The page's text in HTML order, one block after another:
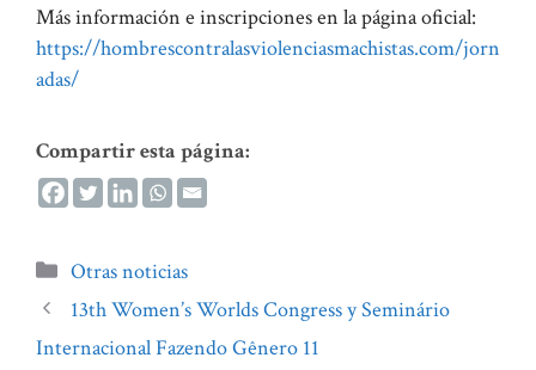
Más información e inscripciones en la página oficial:
https://hombrescontralasviolenciasmachistas.com/jorn
adas/
Compartir esta página:
Categorías
Otras noticias
13th Women’s Worlds Congress y Seminário
Internacional Fazendo Gênero 11